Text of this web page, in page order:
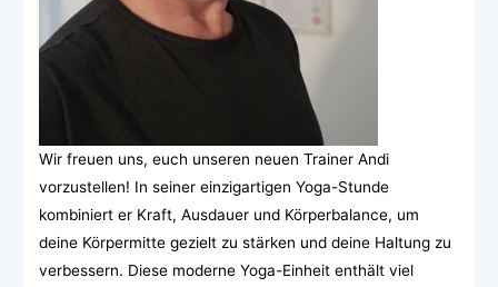
Wir freuen uns, euch unseren neuen Trainer Andi
vorzustellen! In seiner einzigartigen Yoga-Stunde
kombiniert er Kraft, Ausdauer und Körperbalance, um
deine Körpermitte gezielt zu stärken und deine Haltung zu
verbessern. Diese moderne Yoga-Einheit enthält viel